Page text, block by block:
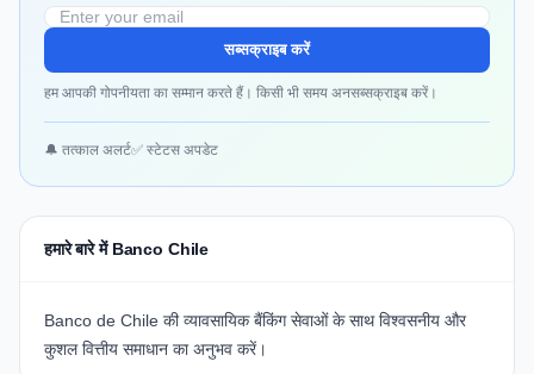
सब्सक्राइब करें
हम आपकी गोपनीयता का सम्मान करते हैं। किसी भी समय अनसब्सक्राइब करें।
🔔 तत्काल अलर्ट✅ स्टेटस अपडेट
हमारे बारे में Banco Chile
Banco de Chile की व्यावसायिक बैंकिंग सेवाओं के साथ विश्वसनीय और
कुशल वित्तीय समाधान का अनुभव करें।